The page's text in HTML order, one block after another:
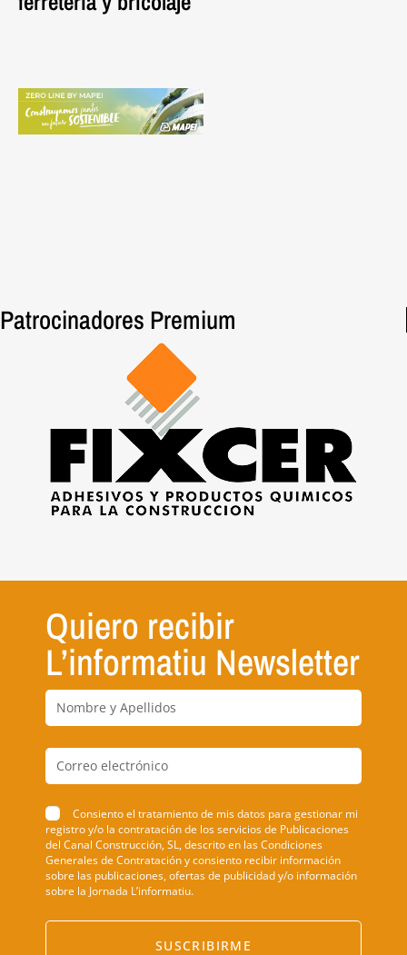
Patrocinadores Premium
Quiero recibir
L’informatiu Newsletter
Consiento el tratamiento de mis datos para gestionar mi
registro y/o la contratación de los servicios de Publicaciones
del Canal Construcción, SL, descrito en las Condiciones
Generales de Contratación y consiento recibir información
sobre las publicaciones, ofertas de publicidad y/o información
sobre la Jornada L’informatiu.
SUSCRIBIRME